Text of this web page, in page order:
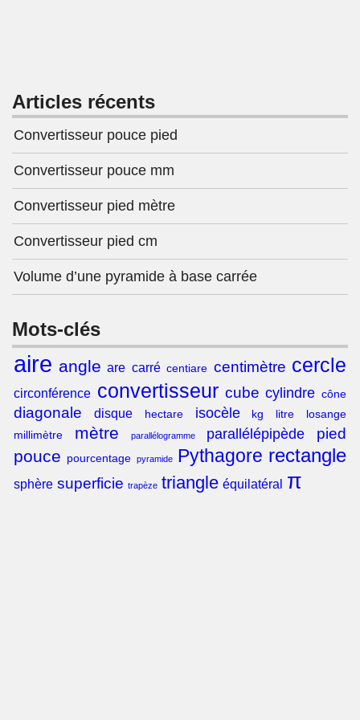
Articles récents
Convertisseur pouce pied
Convertisseur pouce mm
Convertisseur pied mètre
Convertisseur pied cm
Volume d’une pyramide à base carrée
Mots-clés
aire angle are carré centiare centimètre cercle
circonférence convertisseur cube cylindre cône
diagonale disque hectare isocèle kg litre
losange
millimètre
mètre parallélogramme parallélépipède pied
pouce pourcentage pyramide Pythagore rectangle
sphère superficie trapèze triangle équilatéral π